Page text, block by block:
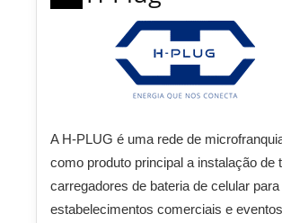
A H-PLUG é uma rede de
como produto principal a instalação de
carregadores de bateria de celular para
estabelecimentos comerciais e